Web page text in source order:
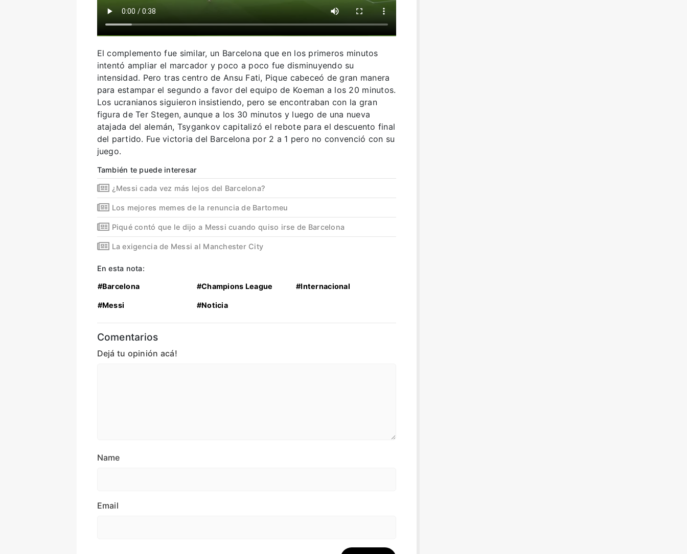
El complemento fue similar, un Barcelona que en los primeros minutos
intentó ampliar el marcador y poco a poco fue disminuyendo su
intensidad. Pero tras centro de Ansu Fati, Pique cabeceó de gran manera
para estampar el segundo a favor del equipo de Koeman a los 20 minutos.
Los ucranianos siguieron insistiendo, pero se encontraban con la gran
figura de Ter Stegen, aunque a los 30 minutos y luego de una nueva
atajada del alemán, Tsygankov capitalizó el rebote para el descuento final
del partido. Fue victoria del Barcelona por 2 a 1 pero no convenció con su
juego.
También te puede interesar
¿Messi cada vez más lejos del Barcelona?
Los mejores memes de la renuncia de Bartomeu
Piqué contó que le dijo a Messi cuando quiso irse de Barcelona
La exigencia de Messi al Manchester City
En esta nota:
#Barcelona #Champions League #Internacional
#Messi #Noticia
Comentarios
Dejá tu opinión acá!
Name
Email